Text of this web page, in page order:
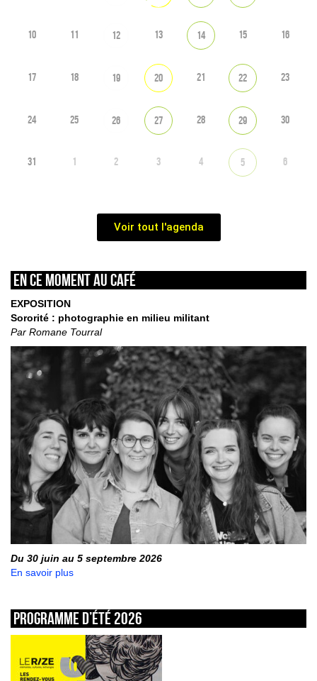
10 11 12 13 14 15 16
17 18 19 20 21 22 23
24 25 26 27 28 29 30
31 1 2 3 4 5 6
Voir tout l'agenda
En ce moment au café
EXPOSITION
Sororité : photographie en milieu militant
Par Romane Tourral
Du 30 juin au 5 septembre 2026
En savoir plus
Programme d’été 2026